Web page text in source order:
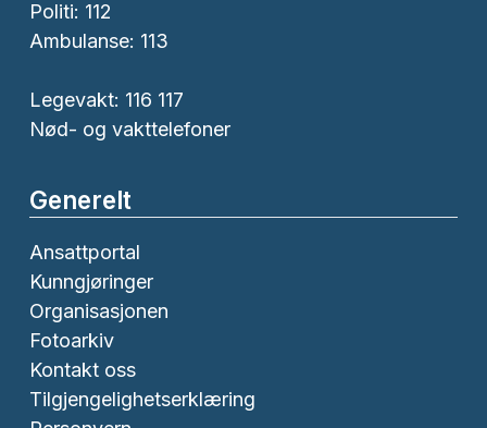
Politi: 112
Ambulanse: 113
Legevakt: 116 117
Nød- og vakttelefoner
Generelt
Ansattportal
Kunngjøringer
Organisasjonen
Fotoarkiv
Kontakt oss
Tilgjengelighetserklæring